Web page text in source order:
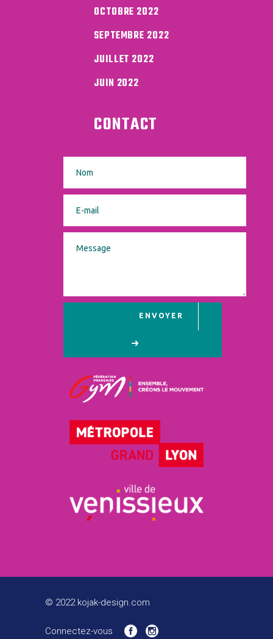
OCTOBRE 2022
SEPTEMBRE 2022
JUILLET 2022
JUIN 2022
CONTACT
ENVOYER
© 2022 kojak-design.com
Connectez-vous